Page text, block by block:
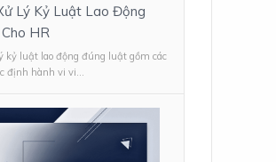
Lý Kỷ Luật Lao Động
HR
kỷ luật lao động đúng luật gồm các
định hành vi vi...